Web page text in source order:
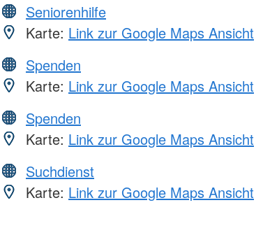
Seniorenhilfe
Karte: Link zur Google Maps Ansicht
Spenden
Karte: Link zur Google Maps Ansicht
Spenden
Karte: Link zur Google Maps Ansicht
Suchdienst
Karte: Link zur Google Maps Ansicht